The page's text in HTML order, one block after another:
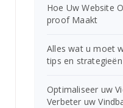
Hoe Uw Website
proof Maakt
Alles wat u moet
tips en strategieën
Optimaliseer uw
Verbeter uw